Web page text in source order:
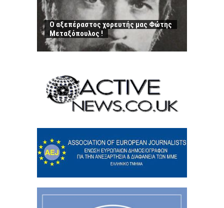
Ο αξεπέραστος χορευτής μας Φώτης
Μεταξόπουλος !